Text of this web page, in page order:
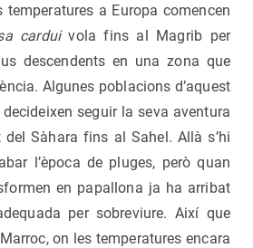
a Europa comencen
carduivola fins al Magrib per
descendents en una zona que
Algunes poblacions d’aquest
seguir la seva aventura
Sàhara fins al Sahel. Allà s’hi
l’època de pluges, però quan
en papallona ja ha arribat
per sobreviure. Així que
on les temperatures encara